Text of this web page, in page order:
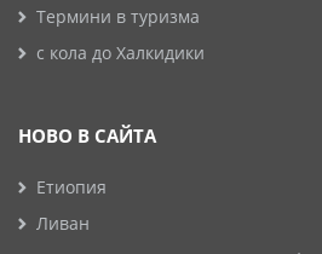
Термини в туризма
с кола до Халкидики
НОВО В САЙТА
Етиопия
Ливан